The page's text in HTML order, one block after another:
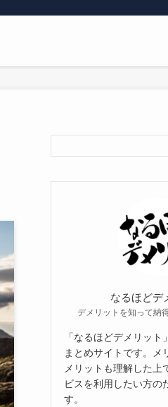
なるほどデ
デメリットを知って納
「なるほどデメリッ
まとめサイトです。メ
メリットも理解した上
ビスを利用したい方の
す。